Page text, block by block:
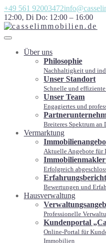
+49 561 92003472
12:00, Di Do: 12:00 – 16:00
Über uns
Philosophie
Nachhaltigkeit und
Unser Standort
Schnelle und
Unser Team
Engagiertes und
Breiteres Spektrum an
Vermarktung
Aktuelle Angebote für
Immobilienmakler
Erfolgreich
Bewertungen und
Hausverwaltung
Professionelle
Kundenportal
Online-Portal für
Immobilien